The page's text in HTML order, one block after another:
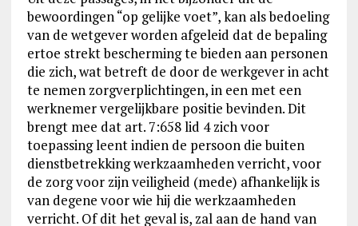
bewoordingen “op gelijke voet”, kan als bedoeling
van de wetgever worden afgeleid dat de bepaling
ertoe strekt bescherming te bieden aan personen
die zich, wat betreft de door de werkgever in acht
te nemen zorgverplichtingen, in een met een
werknemer vergelijkbare positie bevinden. Dit
brengt mee dat art. 7:658 lid 4 zich voor
toepassing leent indien de persoon die buiten
dienstbetrekking werkzaamheden verricht, voor
de zorg voor zijn veiligheid (mede) afhankelijk is
van degene voor wie hij die werkzaamheden
verricht. Of dit het geval is, zal aan de hand van